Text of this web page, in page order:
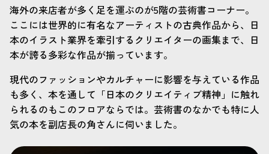
海外の来店者が多く足を運ぶのが5階の芸術書コーナー。
ここには世界的に有名なアーティストの古典作品から、日
本のイラスト業界を牽引するクリエイターの画集まで、日
本が誇る多彩な作品が揃っています。
現代のファッションやカルチャーに影響を与えている作品
も多く、本を通して「日本のクリエイティブ精神」に触れ
られるのもこのフロアならでは。芸術書のなかでも特に人
気の本を副店長の角さんに伺いました。